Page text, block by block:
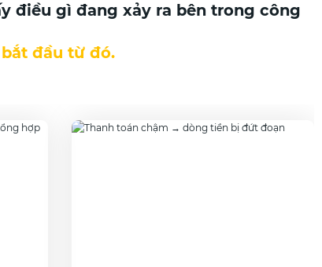
điều gì đang xảy ra bên trong công
đầu từ đó.